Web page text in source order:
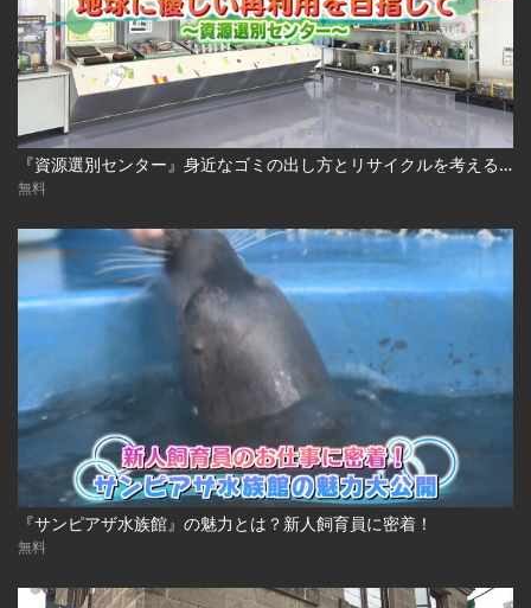
『資源選別センター』身近なゴミの出し方とリサイクルを考える！
無料
『サンピアザ水族館』の魅力とは？新人飼育員に密着！
無料